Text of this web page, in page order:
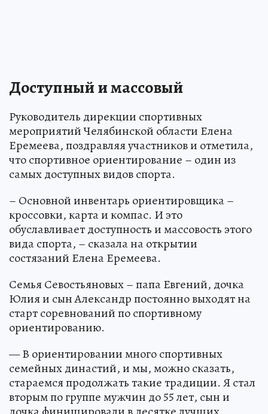
Доступный и массовый
Руководитель дирекции спортивных
мероприятий Челябинской области Елена
Еремеева, поздравляя участников и отметила,
что спортивное ориентирование – один из
самых доступных видов спорта.
– Основной инвентарь ориентировщика –
кроссовки, карта и компас. И это
обуславливает доступность и массовость этого
вида спорта, – сказала на открытии
состязаний Елена Еремеева.
Семья Севостьяновых – папа Евгений, дочка
Юлия и сын Александр постоянно выходят на
старт соревнований по спортивному
ориентированию.
— В ориентировании много спортивных
семейных династий, и мы, можно сказать,
стараемся продолжать такие традиции. Я стал
вторым по группе мужчин до 55 лет, сын и